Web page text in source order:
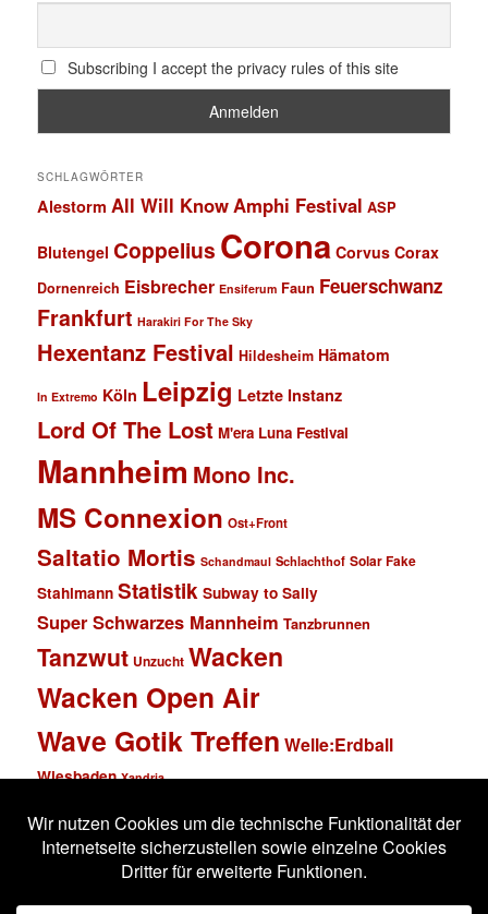
Subscribing I accept the privacy rules of this site
SCHLAGWÖRTER
Alestorm All Will KnowAmphi Festival ASP
Blutengel Coppelius Corona Corvus Corax
Dornenreich Eisbrecher Ensiferum Faun Feuerschwanz
Frankfurt Harakiri For The Sky
Hexentanz Festival Hildesheim Hämatom
In Extremo Köln Leipzig Letzte Instanz
Lord Of The Lost M'era Luna Festival
Mannheim Mono Inc.
MS Connexion Ost+Front
Saltatio Mortis Schandmaul Schlachthof Solar Fake
Stahlmann Statistik Subway to Sally
Super Schwarzes Mannheim Tanzbrunnen
Tanzwut Unzucht Wacken
Wacken Open Air
Wave Gotik Treffen Welle:Erdball
Wiesbaden Xandria
Impressum